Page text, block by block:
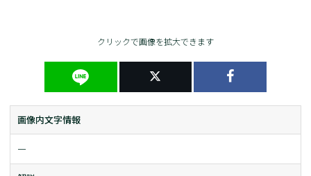
クリックで画像を拡大できます
画像内文字情報
ー